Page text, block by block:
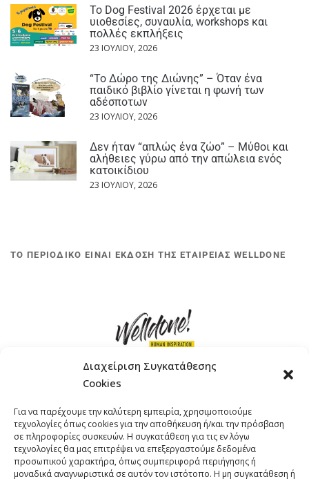
Διαχείριση Συγκατάθεσης
Cookies
Για να παρέχουμε την καλύτερη εμπειρία, χρησιμοποιούμε
τεχνολογίες όπως cookies για την αποθήκευση ή/και την πρόσβαση
σε πληροφορίες συσκευών. Η συγκατάθεση για τις εν λόγω
τεχνολογίες θα μας επιτρέψει να επεξεργαστούμε δεδομένα
προσωπικού χαρακτήρα, όπως συμπεριφορά περιήγησης ή
μοναδικά αναγνωριστικά σε αυτόν τον ιστότοπο. Η μη συγκατάθεση ή
Το Dog Festival 2026 έρχεται με
υιοθεσίες, συναυλία, workshops και
πολλές εκπλήξεις
23 ΙΟΥΛΊΟΥ, 2026
“Το Δώρο της Διώνης” – Όταν ένα
παιδικό βιβλίο γίνεται η φωνή των
αδέσποτων
23 ΙΟΥΛΊΟΥ, 2026
Δεν ήταν “απλώς ένα ζώο” – Μύθοι και
αλήθειες γύρω από την απώλεια ενός
κατοικίδιου
23 ΙΟΥΛΊΟΥ, 2026
ΤΟ ΠΕΡΙΟΔΙΚΟ ΕΙΝΑΙ ΕΚΔΟΣΗ ΤΗΣ ΕΤΑΙΡΕΙΑΣ WELLDONE
ΤΗΛΕΦΩΝΟ: +30 211 4021758
EMAIL:info@welldone.com.gr